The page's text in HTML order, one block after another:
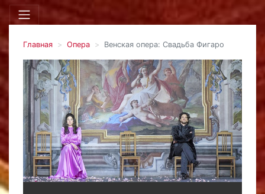
Главная Опера Венская опера: Свадьба Фигаро